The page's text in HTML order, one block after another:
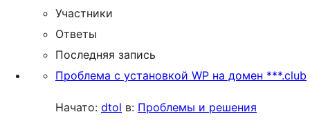
Участники
Ответы
Последняя запись
Проблема с установкой WP на домен ***.club
Начато: dtol в: Проблемы и решения